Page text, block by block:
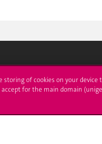
S'inscrire
Immatriculations
Démarches
storing of cookies on your
for the main domain